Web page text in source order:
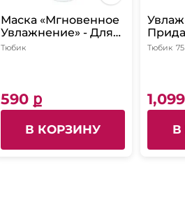
Маска «Мгновенное
Увлажнение» - Для
всех типов кожи,
Тюбик
590 ք
В КОРЗИНУ
Тюбик
В